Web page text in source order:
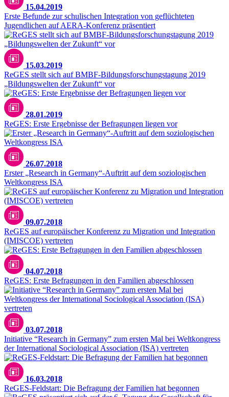
15.04.2019
Erste Befunde zur schulischen Integration von geflüchteten
Jugendlichen auf AERA-Konferenz präsentiert
15.03.2019
ReGES stellt sich auf BMBF-Bildungsforschungstagung 2019
„Bildungswelten der Zukunft“ vor
28.01.2019
ReGES: Erste Ergebnisse der Befragungen liegen vor
26.07.2018
Erster „Research in Germany“-Auftritt auf dem soziologischen
Weltkongress ISA
09.07.2018
ReGES auf europäischer Konferenz zu Migration und Integration
(IMISCOE) vertreten
04.07.2018
ReGES: Erste Befragungen in den Familien abgeschlossen
03.07.2018
Initiative “Research in Germany” zum ersten Mal bei Weltkongress
der International Sociological Association (ISA) vertreten
16.03.2018
ReGES-Feldstart: Die Befragung der Familien hat begonnen